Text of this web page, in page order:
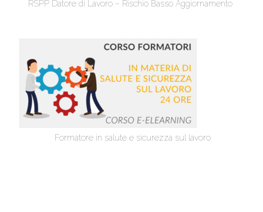
RSPP Datore di Lavoro – Rischio Basso Aggiornamento
Formatore in salute e sicurezza sul lavoro